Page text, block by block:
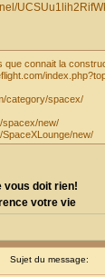
que connait la
category/spacex/
spacex/new/
new/
vous doit rien!
votre vie
Sujet du message: